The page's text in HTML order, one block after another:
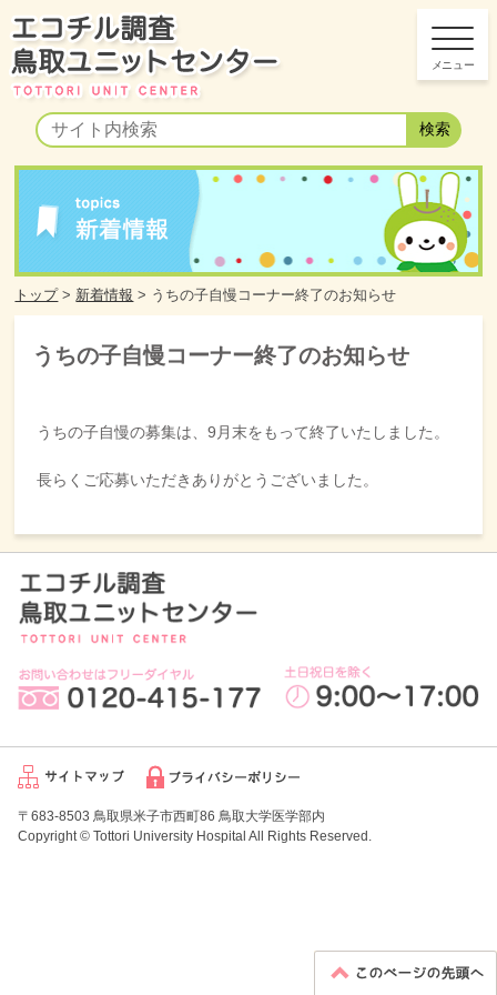
トップ> 新着情報 > うちの子自慢コーナー終了のお知らせ
うちの子自慢コーナー終了のお知らせ
うちの子自慢の募集は、9月末をもって終了いたしました。
長らくご応募いただきありがとうございました。
〒683-8503 鳥取県米子市西町86 鳥取大学医学部内
Copyright © Tottori University Hospital All Rights Reserved.